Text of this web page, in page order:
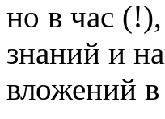
но в час
знаний и
вложений